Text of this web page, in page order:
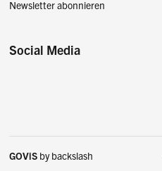
Newsletter abonnieren
Social Media
GOViS bybackslash